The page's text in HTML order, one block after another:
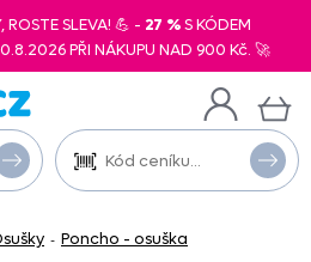
SLEVA! 💪 - 27 %S KÓDEM
PŘI NÁKUPU NAD 900 Kč. 🚀
- Poncho - osuška